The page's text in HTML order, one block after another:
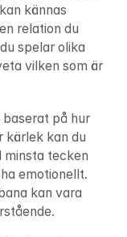
kännas
relation du
spelar olika
vilken som är
på hur
kärlek kan du
minsta tecken
emotionellt.
kan vara